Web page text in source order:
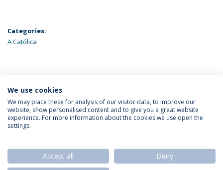
Categories:
A Católica
ÚLTIMAS NOTÍCIAS
Política de Privacidade
Termos & Condições
We use cookies
We may place these for analysis of our visitor data, to improve our
website, show personalised content and to give you a great website
experience. For more information about the cookies we use open the
settings.
Accept all Deny